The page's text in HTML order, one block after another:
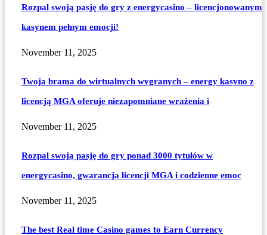
Rozpal swoją pasję do gry z energycasino – licencjonowanym
kasynem pełnym emocji!
November 11, 2025
Twoja brama do wirtualnych wygranych – energy kasyno z
licencją MGA oferuje niezapomniane wrażenia i
November 11, 2025
Rozpal swoją pasję do gry ponad 3000 tytułów w
energycasino, gwarancja licencji MGA i codzienne emoc
November 11, 2025
The best Real time Casino games to Earn Currency